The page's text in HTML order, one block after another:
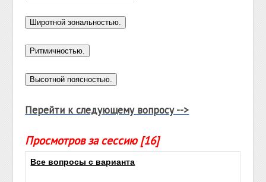
Перейти к следующему вопросу -->
Просмотров за сессию [16]
Все вопросы с варианта